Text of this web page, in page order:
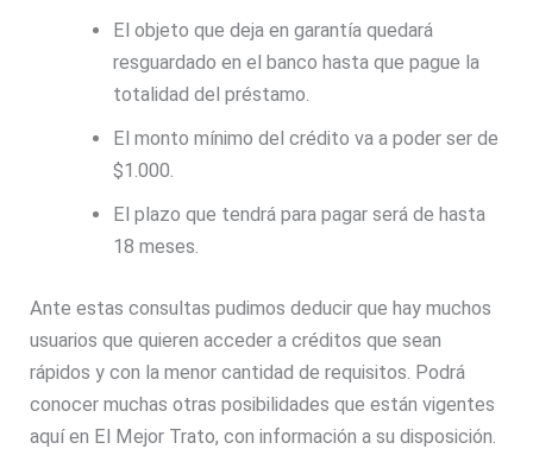
El objeto que deja en garantía quedará
resguardado en el banco hasta que pague la
totalidad del préstamo.
El monto mínimo del crédito va a poder ser de
$1.000.
El plazo que tendrá para pagar será de hasta
18 meses.
Ante estas consultas pudimos deducir que hay muchos
usuarios que quieren acceder a créditos que sean
rápidos y con la menor cantidad de requisitos. Podrá
conocer muchas otras posibilidades que están vigentes
aquí en El Mejor Trato, con información a su disposición.